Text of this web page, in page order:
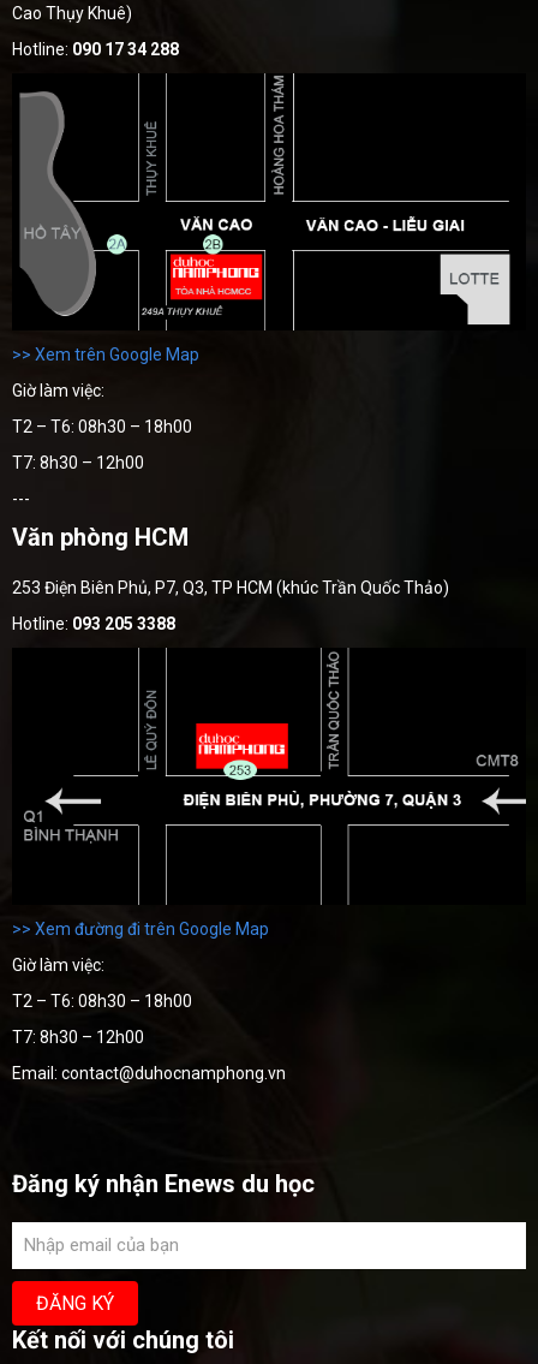
Cao Thụy Khuê)
Hotline: 090 17 34 288
>> Xem trên Google Map
Giờ làm việc:
T2 – T6: 08h30 – 18h00
T7: 8h30 – 12h00
---
Văn phòng HCM
253 Điện Biên Phủ, P7, Q3, TP HCM (khúc Trần Quốc Thảo)
Hotline: 093 205 3388
>> Xem đường đi trên Google Map
Giờ làm việc:
T2 – T6: 08h30 – 18h00
T7: 8h30 – 12h00
Email: contact@duhocnamphong.vn
Đăng ký nhận Enews du học
Kết nối với chúng tôi